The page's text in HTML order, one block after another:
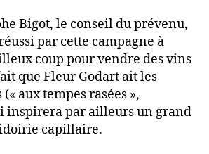
Bigot, le conseil du prévenu,
par cette campagne à
coup pour vendre des vins
que Fleur Godart ait les
aux tempes rasées »,
inspirera par ailleurs un grand
capillaire.